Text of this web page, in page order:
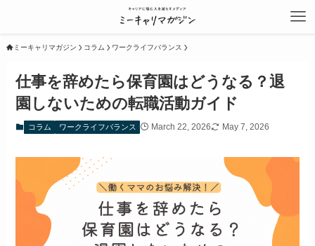
ミーキャリマガジン コラム ワークライフバランス
仕事を辞めたら保育園はどうなる？退
園しないための転職活動ガイド
コラム ワークライフバランス March 22, 2026 May 7, 2026